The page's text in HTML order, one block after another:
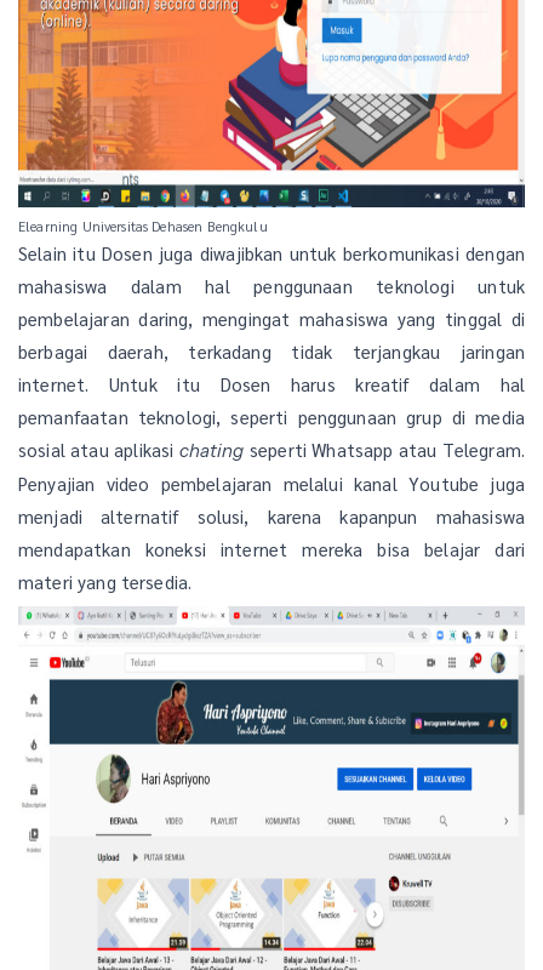
Elearning Universitas Dehasen Bengkulu
Selain itu Dosen juga diwajibkan untuk berkomunikasi dengan
mahasiswa dalam hal penggunaan teknologi untuk
pembelajaran daring, mengingat mahasiswa yang tinggal di
berbagai daerah, terkadang tidak terjangkau jaringan
internet. Untuk itu Dosen harus kreatif dalam hal
pemanfaatan teknologi, seperti penggunaan grup di media
sosial atau aplikasi chating seperti Whatsapp atau Telegram.
Penyajian video pembelajaran melalui kanal Youtube juga
menjadi alternatif solusi, karena kapanpun mahasiswa
mendapatkan koneksi internet mereka bisa belajar dari
materi yang tersedia.